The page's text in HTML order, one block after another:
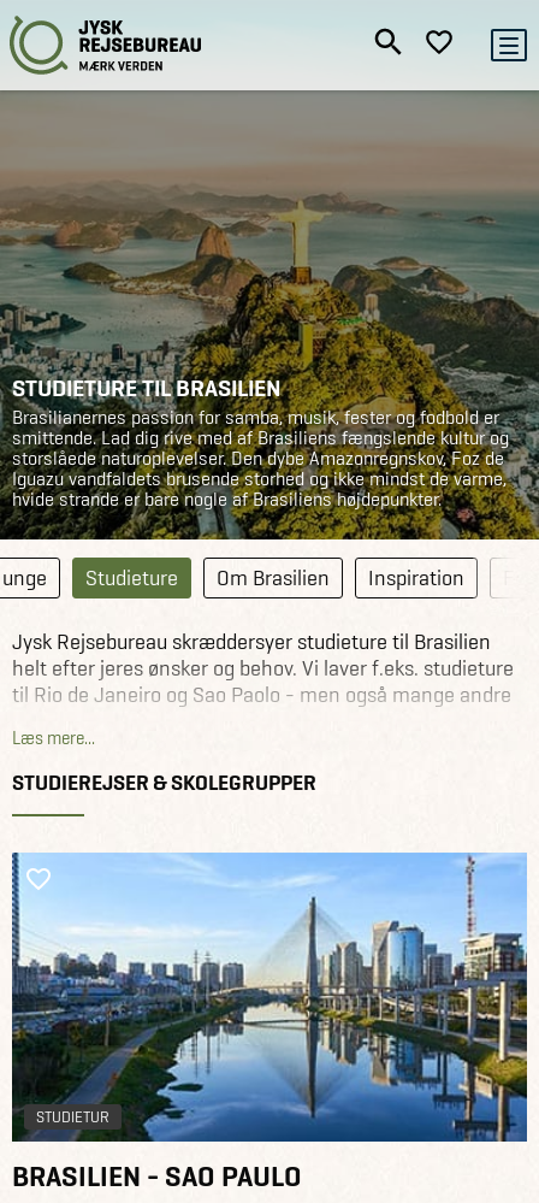
STUDIETURE TIL BRASILIEN
Brasilianernes passion for samba, musik, fester og fodbold er
smittende. Lad dig rive med af Brasiliens fængslende kultur og
storslåede naturoplevelser. Den dybe Amazonregnskov, Foz de
Iguazu vandfaldets brusende storhed og ikke mindst de varme,
hvide strande er bare nogle af Brasiliens højdepunkter.
Studieture Om Brasilien Inspiration
Jysk Rejsebureau skræddersyer studieture til Brasilien
helt efter jeres ønsker og behov. Vi laver f.eks. studieture
til Rio de Janeiro og Sao Paolo - men også mange andre
Med vores samarbejdspartnere i Brasilien kan vi lave et
f.eks. hjælpe med at arrangere besøg på virksomheder,
skoler og museer m.m. Kort sagt - vi kan sørge for det
hele.
Se alle studieture og studierejser her
Læs mere...
STUDIEREJSER & SKOLEGRUPPER
STUDIETUR
BRASILIEN - SAO PAULO